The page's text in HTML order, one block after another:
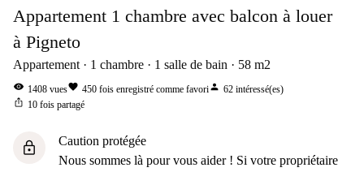
Appartement 1 chambre avec balcon à louer
à Pigneto
Appartement 1 chambre 1 salle de bain 58 m2
visibility 1408 vuesfavorite 450 fois enregistré comme favoriperson 62 intéressé(es)
ios_share 10 fois partagé
lock
Caution protégée
Nous sommes là pour vous aider ! Si votre propriétaire